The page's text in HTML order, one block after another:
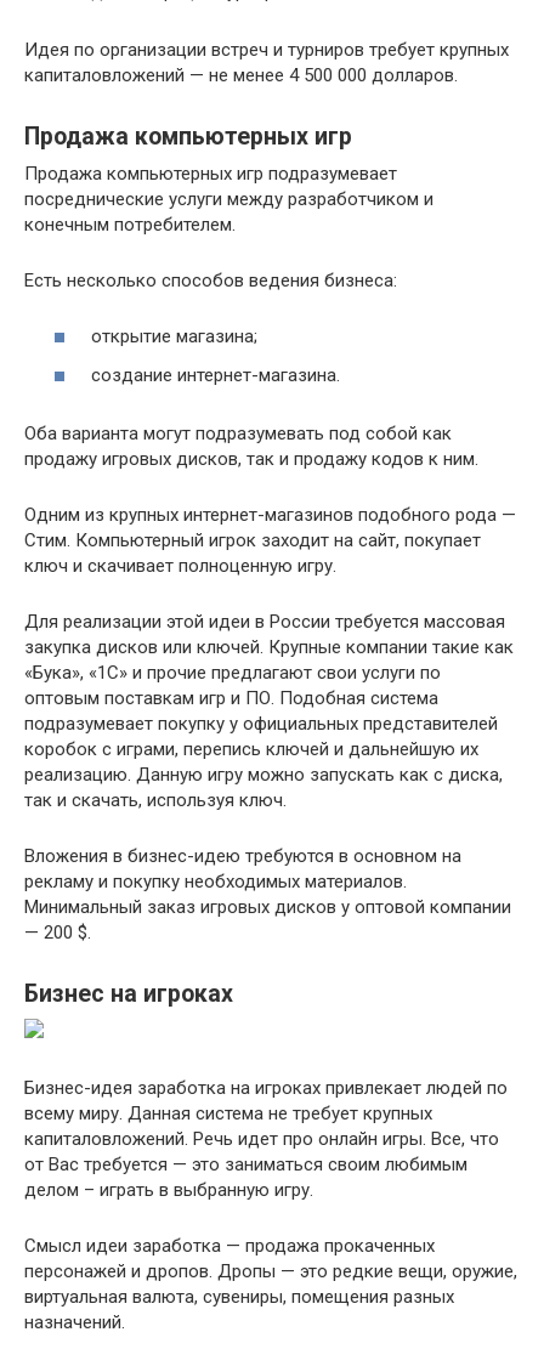
Идея по организации встреч и турниров требует крупных
капиталовложений — не менее 4 500 000 долларов.
Продажа компьютерных игр
Продажа компьютерных игр подразумевает
посреднические услуги между разработчиком и
конечным потребителем.
Есть несколько способов ведения бизнеса:
открытие магазина;
создание интернет-магазина.
Оба варианта могут подразумевать под собой как
продажу игровых дисков, так и продажу кодов к ним.
Одним из крупных интернет-магазинов подобного рода —
Стим. Компьютерный игрок заходит на сайт, покупает
ключ и скачивает полноценную игру.
Для реализации этой идеи в России требуется массовая
закупка дисков или ключей. Крупные компании такие как
«Бука», «1С» и прочие предлагают свои услуги по
оптовым поставкам игр и ПО. Подобная система
подразумевает покупку у официальных представителей
коробок с играми, перепись ключей и дальнейшую их
реализацию. Данную игру можно запускать как с диска,
так и скачать, используя ключ.
Вложения в бизнес-идею требуются в основном на
рекламу и покупку необходимых материалов.
Минимальный заказ игровых дисков у оптовой компании
— 200 $.
Бизнес на игроках
Бизнес-идея заработка на игроках привлекает людей по
всему миру. Данная система не требует крупных
капиталовложений. Речь идет про онлайн игры. Все, что
от Вас требуется — это заниматься своим любимым
делом – играть в выбранную игру.
Смысл идеи заработка — продажа прокаченных
персонажей и дропов. Дропы — это редкие вещи, оружие,
виртуальная валюта, сувениры, помещения разных
назначений.